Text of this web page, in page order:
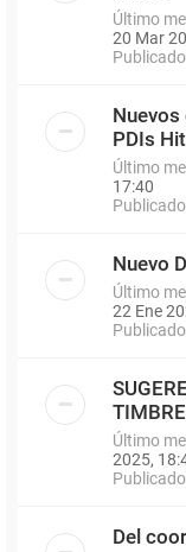
Último
20 Mar
PDIs
Último
17:40
Nuevo
Último
22 Ene
Último
2025,
Del